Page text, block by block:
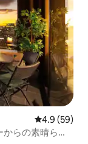
レビュー59
4.9 (59)
らの素晴らし